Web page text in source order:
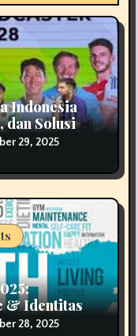
Indonesia
dan Solusi
29, 2025
& Identitas
28, 2025